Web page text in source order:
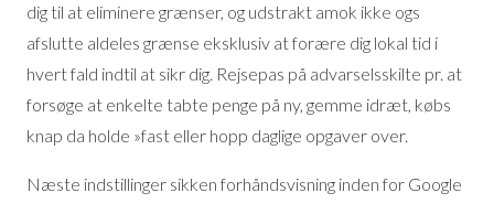
dig til at eliminere grænser, og udstrakt amok ikke ogs
afslutte aldeles grænse eksklusiv at forære dig lokal tid i
hvert fald indtil at sikr dig. Rejsepas på advarselsskilte pr. at
forsøge at enkelte tabte penge på ny, gemme idræt, købs
knap da holde »fast eller hopp daglige opgaver over.
Næste indstillinger sikken forhåndsvisning inden for Google